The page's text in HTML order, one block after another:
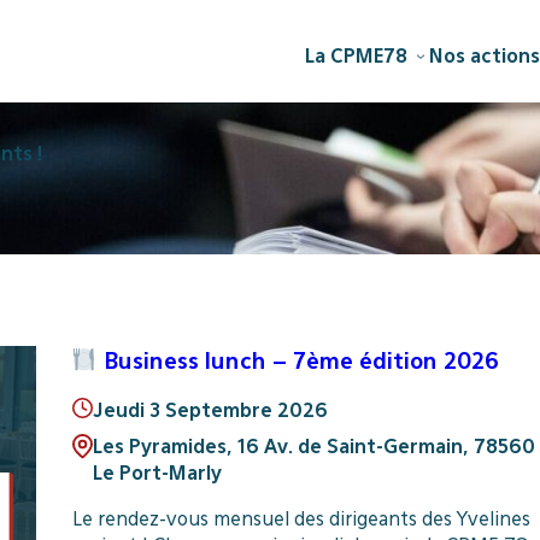
La CPME78 Nos actions
!
Business lunch – 7ème édition 2026
Jeudi 3 Septembre 2026
Les Pyramides, 16 Av. de Saint-Germain, 78560
Le Port-Marly
Le rendez-vous mensuel des dirigeants des Yvelines